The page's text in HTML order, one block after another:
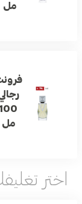
مل
100
مل
اختر